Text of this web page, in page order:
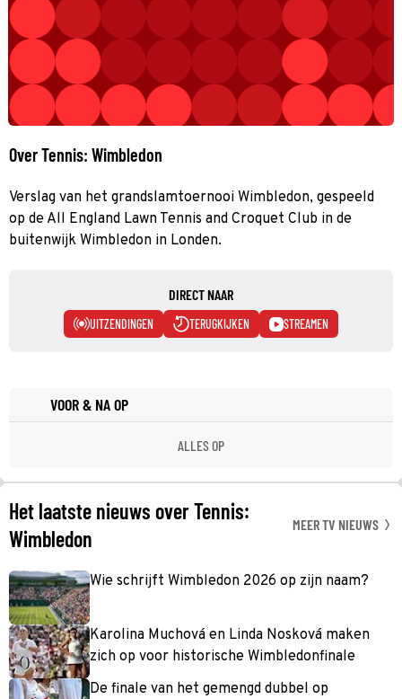
Over Tennis: Wimbledon
Verslag van het grandslamtoernooi Wimbledon, gespeeld
op de All England Lawn Tennis and Croquet Club in de
buitenwijk Wimbledon in Londen.
DIRECT NAAR
UITZENDINGEN TERUGKIJKEN STREAMEN
VOOR & NA OP
ALLES OP
Het laatste nieuws over Tennis:
Wimbledon
MEER TV NIEUWS
Wie schrijft Wimbledon 2026 op zijn naam?
Karolina Muchová en Linda Nosková maken
zich op voor historische Wimbledonfinale
De finale van het gemengd dubbel op